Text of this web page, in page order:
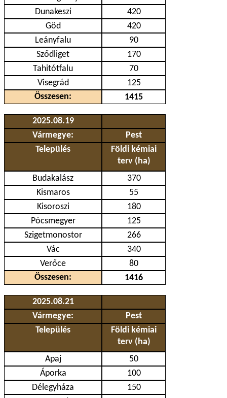
Dunakeszi
420
Göd
420
Leányfalu
90
Sződliget
170
Tahitótfalu
70
Visegrád
125
Összesen:
1415
2025.08.19
Vármegye:
Pest
Település
Földi kémiai
terv (ha)
Budakalász
370
Kismaros
55
Kisoroszi
180
Pócsmegyer
125
Szigetmonostor
266
Vác
340
Verőce
80
Összesen:
1416
2025.08.21
Vármegye:
Pest
Település
Földi kémiai
terv (ha)
Apaj
50
Áporka
100
Délegyháza
150